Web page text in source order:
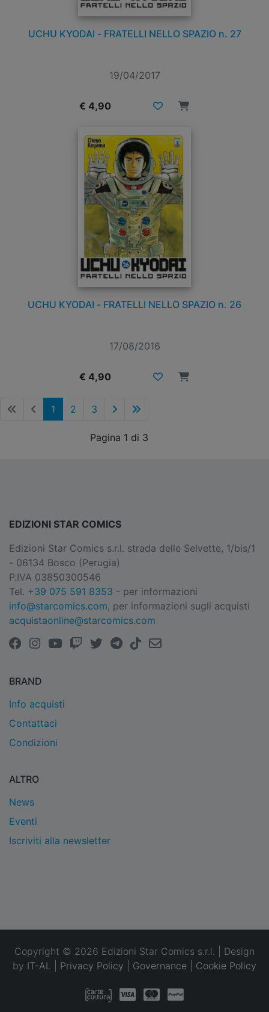
UCHU KYODAI - FRATELLI NELLO SPAZIO n. 27
19/04/2017
€ 4,90
UCHU KYODAI - FRATELLI NELLO SPAZIO n. 26
17/08/2016
€ 4,90
1 2 3
Pagina 1 di 3
EDIZIONI STAR COMICS
Edizioni Star Comics s.r.l. strada delle Selvette, 1/bis/1
- 06134 Bosco (Perugia)
P.IVA 03850300546
Tel. +39 075 591 8353 - per informazioni
info@starcomics.com, per informazioni sugli acquisti
acquistaonline@starcomics.com
BRAND
Info acquisti
Contattaci
Condizioni
ALTRO
News
Eventi
Iscriviti alla newsletter
Copyright © 2026 Edizioni Star Comics s.r.l. | Design
by IT-AL Privacy Policy Governance Cookie Policy